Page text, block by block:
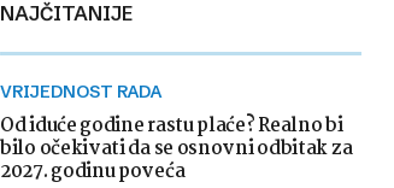
NAJČITANIJE
VRIJEDNOST RADA
Od iduće godine rastu plaće? Realno bi
bilo očekivati da se osnovni odbitak za
2027. godinu poveća